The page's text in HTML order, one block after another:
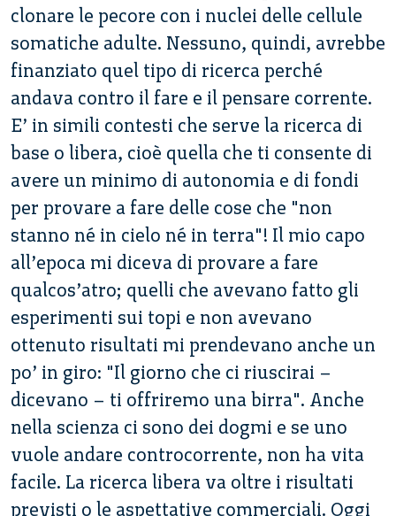
clonare le pecore con i nuclei delle cellule
somatiche adulte. Nessuno, quindi, avrebbe
finanziato quel tipo di ricerca perché
andava contro il fare e il pensare corrente.
E’ in simili contesti che serve la ricerca di
base o libera, cioè quella che ti consente di
avere un minimo di autonomia e di fondi
per provare a fare delle cose che "non
stanno né in cielo né in terra"! Il mio capo
all’epoca mi diceva di provare a fare
qualcos’atro; quelli che avevano fatto gli
esperimenti sui topi e non avevano
ottenuto risultati mi prendevano anche un
po’ in giro: "Il giorno che ci riuscirai –
dicevano – ti offriremo una birra". Anche
nella scienza ci sono dei dogmi e se uno
vuole andare controcorrente, non ha vita
facile. La ricerca libera va oltre i risultati
previsti o le aspettative commerciali. Oggi